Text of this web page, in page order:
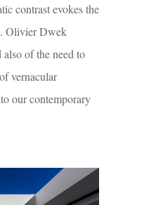
contrast evokes the
Olivier Dwek
also of the need to
vernacular
our contemporary